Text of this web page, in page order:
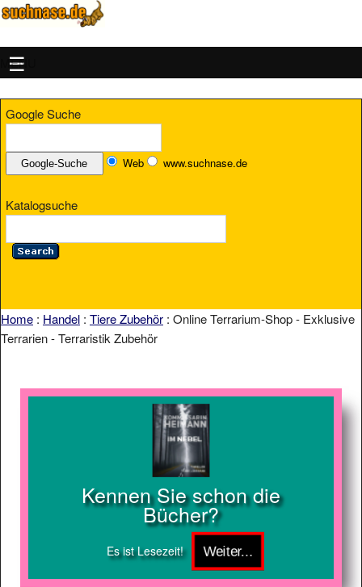
MENU
Google Suche
Web www.suchnase.de
Katalogsuche
Home : Handel : Tiere Zubehör : Online Terrarium-Shop - Exklusive
Terrarien - Terraristik Zubehör
Kennen Sie schon die
Bücher?
Es ist Lesezeit!